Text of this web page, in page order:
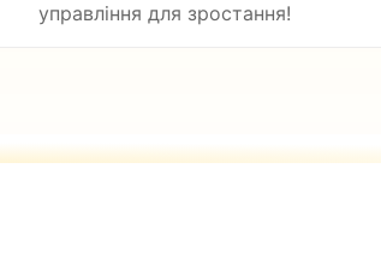
управління для зростання!